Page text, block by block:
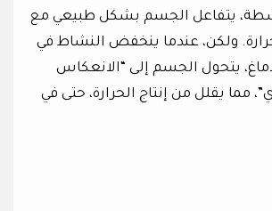
يتفاعل الجسم بشكل طبيعي مع
ولكن، عندما ينخفض ​​النشاط في
يتحول الجسم إلى “الانعكاس
مما يقلل من إنتاج الحرارة، حتى في